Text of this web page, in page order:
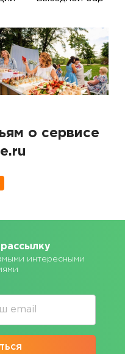
о сервисе
интересными